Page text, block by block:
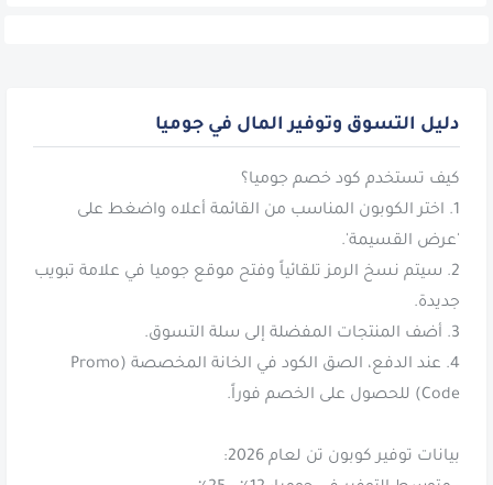
دليل التسوق وتوفير المال في جوميا
1. اختر الكوبون المناسب من القائمة أعلاه واضغط على
2. سيتم نسخ الرمز تلقائياً وفتح موقع جوميا في علامة تبويب
4. عند الدفع، الصق الكود في الخانة المخصصة (Promo